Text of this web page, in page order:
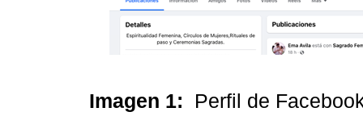
Imagen 1: Perfil de